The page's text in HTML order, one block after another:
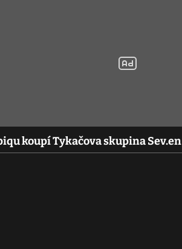
koupí Tykačova skupina Sev.en